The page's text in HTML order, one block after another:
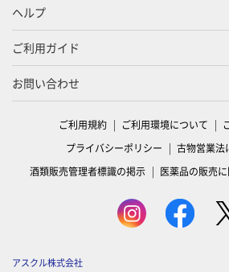
ヘルプ
ご利用ガイド
お問い合わせ
ご利用規約 ご利用環境について
プライバシーポリシー
古物営業法
酒類販売管理者標識の掲示
医薬品の販売
アスクル株式会社